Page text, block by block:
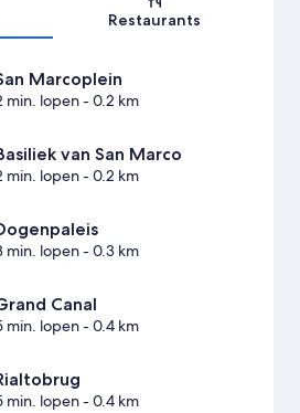
Restaurants
Marcoplein
min. lopen- 0.2 km
van San Marco
min. lopen- 0.2 km
min. lopen- 0.3 km
Canal
min. lopen- 0.4 km
min. lopen- 0.4 km